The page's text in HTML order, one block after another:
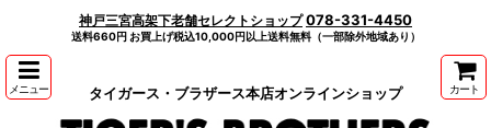
神戸三宮高架下老舗セレクトショップ 078-331-4450
送料660円 お買上げ税込10,000円以上送料無料（一部除外地域あり）
メニュー タイガース・ブラザース本店オンラインショップ カート